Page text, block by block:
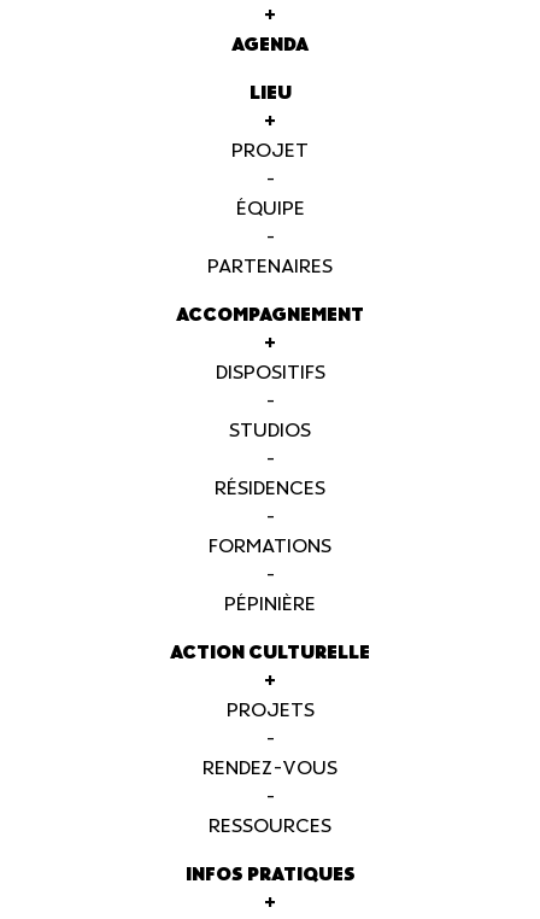
+
AGENDA
LIEU
+
PROJET
-
ÉQUIPE
-
PARTENAIRES
ACCOMPAGNEMENT
+
DISPOSITIFS
-
STUDIOS
-
RÉSIDENCES
-
FORMATIONS
-
PÉPINIÈRE
ACTION CULTURELLE
+
PROJETS
-
RENDEZ-VOUS
-
RESSOURCES
INFOS PRATIQUES
+